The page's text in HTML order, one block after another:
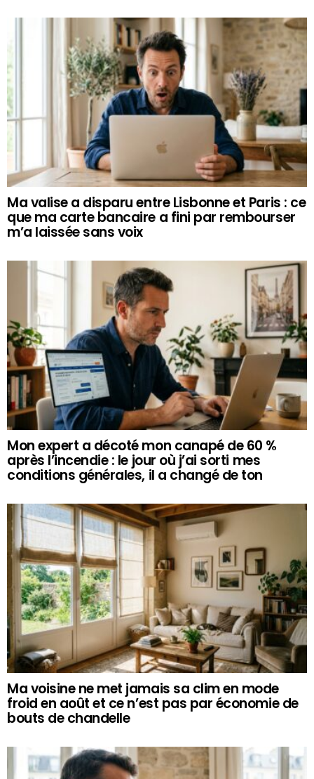
Ma valise a disparu entre Lisbonne et Paris : ce
que ma carte bancaire a fini par rembourser
m’a laissée sans voix
Mon expert a décoté mon canapé de 60 %
après l’incendie : le jour où j’ai sorti mes
conditions générales, il a changé de ton
Ma voisine ne met jamais sa clim en mode
froid en août et ce n’est pas par économie de
bouts de chandelle